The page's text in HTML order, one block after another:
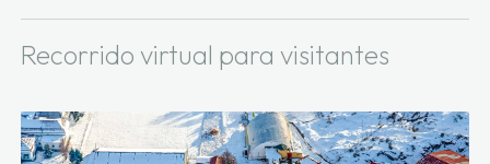
Recorrido virtual para visitantes